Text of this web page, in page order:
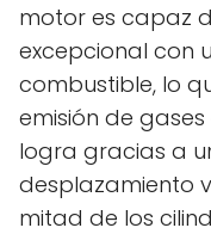
motor es capaz
excepcional con
combustible, lo
emisión de
logra gracias a
desplazamiento
mitad de los